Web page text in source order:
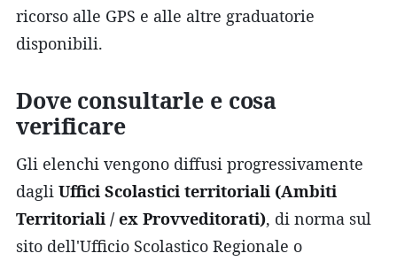
ricorso alle GPS e alle altre graduatorie
disponibili.
Dove consultarle e cosa
verificare
Gli elenchi vengono diffusi progressivamente
dagli Uffici Scolastici territoriali (Ambiti
Territoriali / ex Provveditorati), di norma sul
sito dell'Ufficio Scolastico Regionale o